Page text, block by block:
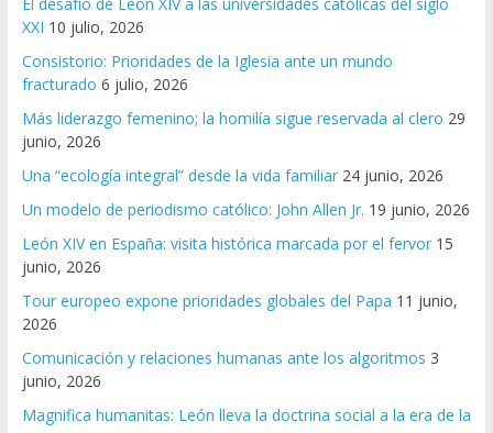
XXI 10 julio, 2026
Consistorio: Prioridades de la Iglesia ante un mundo
fracturado 6 julio, 2026
Más liderazgo femenino; la homilía sigue reservada al clero 29
junio, 2026
Una “ecología integral” desde la vida familiar 24 junio, 2026
Un modelo de periodismo católico: John Allen Jr. 19 junio, 2026
León XIV en España: visita histórica marcada por el fervor 15
junio, 2026
Tour europeo expone prioridades globales del Papa 11 junio,
2026
Comunicación y relaciones humanas ante los algoritmos 3
junio, 2026
Magnifica humanitas: León lleva la doctrina social a la era de la